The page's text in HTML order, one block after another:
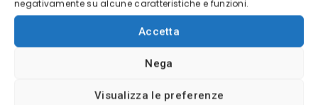
negativamente su alcune caratteristiche e funzioni.
Accetta
Nega
Visualizza le preferenze
Questo ETF mira a trarre vantaggio dal
crescente utilizzo del cloud computing. Con
l’aumento della domanda di servizi cloud da